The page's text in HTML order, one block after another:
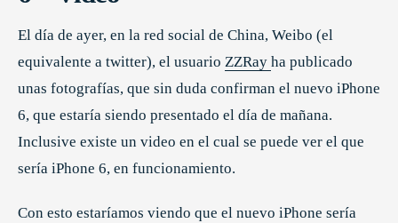
El día de ayer, en la red social de China, Weibo (el
equivalente a twitter), el usuario ZZRay ha publicado
unas fotografías, que sin duda confirman el nuevo iPhone
6, que estaría siendo presentado el día de mañana.
Inclusive existe un video en el cual se puede ver el que
sería iPhone 6, en funcionamiento.
Con esto estaríamos viendo que el nuevo iPhone sería